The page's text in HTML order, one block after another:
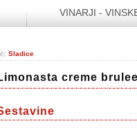
VINARJI -
Sladice
creme